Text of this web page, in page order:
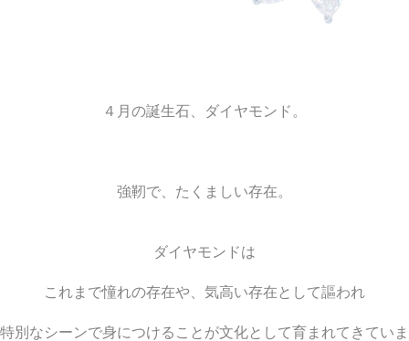
４月の誕生石、ダイヤモンド。
強靭で、たくましい存在。
ダイヤモンドは
これまで憧れの存在や、気高い存在として謳われ
特別なシーンで身につけることが文化として育まれてきていま